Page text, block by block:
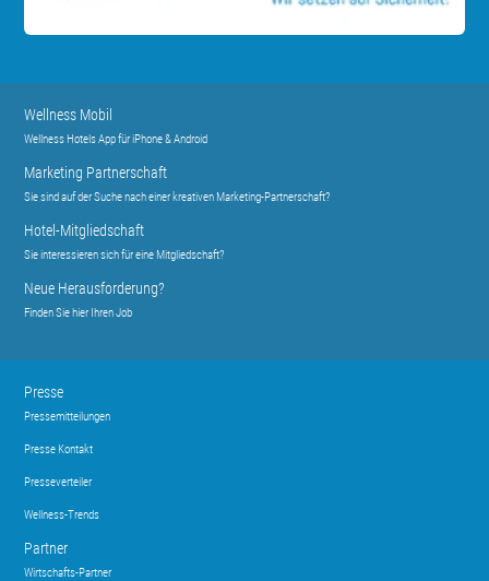
Wellness Mobil
Wellness Hotels App für iPhone & Android
Marketing Partnerschaft
Sie sind auf der Suche nach einer kreativen Marketing-Partnerschaft?
Hotel-Mitgliedschaft
Sie interessieren sich für eine Mitgliedschaft?
Neue Herausforderung?
Finden Sie hier Ihren Job
Presse
Pressemitteilungen
Presse Kontakt
Presseverteiler
Wellness-Trends
Partner
Wirtschafts-Partner